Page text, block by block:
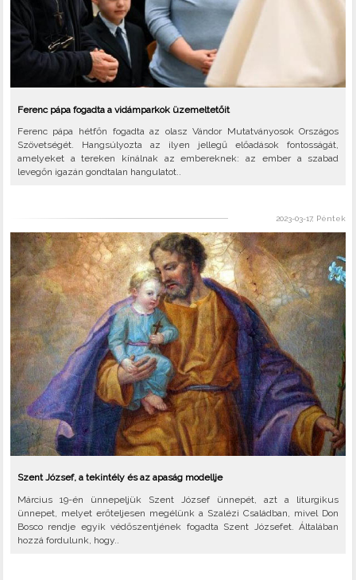
Ferenc pápa fogadta a vidámparkok üzemeltetőit
Ferenc pápa hétfőn fogadta az olasz Vándor Mutatványosok Országos
Szövetségét. Hangsúlyozta az ilyen jellegű előadások fontosságát,
amelyeket a tereken kínálnak az embereknek: az ember a szabad
levegőn igazán gondtalan hangulatot..
2023-03-17, Péntek
Szent József, a tekintély és az apaság modellje
Március 19-én ünnepeljük Szent József ünnepét, azt a liturgikus
ünnepet, melyet erőteljesen megélünk a Szalézi Családban, mivel Don
Bosco rendje egyik védőszentjének fogadta Szent Józsefet. Általában
hozzá fordulunk, hogy..